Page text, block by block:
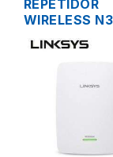
REPETIDOR
WIRELESS
LINKSYS
DOS
10/1000MBPS